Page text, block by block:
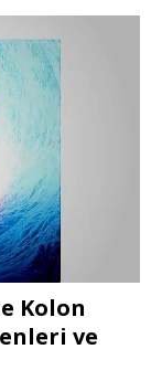
Kolon
ve